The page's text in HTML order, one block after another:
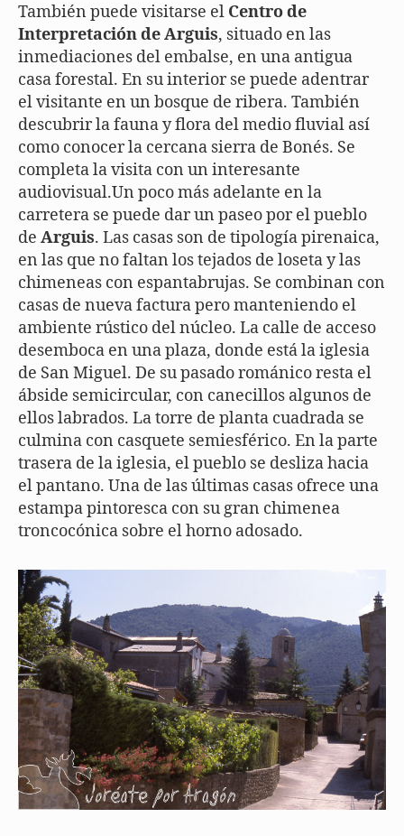
También puede visitarse el Centro de
Interpretación de Arguis, situado en las
inmediaciones del embalse, en una antigua
casa forestal. En su interior se puede adentrar
el visitante en un bosque de ribera. También
descubrir la fauna y flora del medio fluvial así
como conocer la cercana sierra de Bonés. Se
completa la visita con un interesante
audiovisual.Un poco más adelante en la
carretera se puede dar un paseo por el pueblo
de Arguis. Las casas son de tipología pirenaica,
en las que no faltan los tejados de loseta y las
chimeneas con espantabrujas. Se combinan con
casas de nueva factura pero manteniendo el
ambiente rústico del núcleo. La calle de acceso
desemboca en una plaza, donde está la iglesia
de San Miguel. De su pasado románico resta el
ábside semicircular, con canecillos algunos de
ellos labrados. La torre de planta cuadrada se
culmina con casquete semiesférico. En la parte
trasera de la iglesia, el pueblo se desliza hacia
el pantano. Una de las últimas casas ofrece una
estampa pintoresca con su gran chimenea
troncocónica sobre el horno adosado.